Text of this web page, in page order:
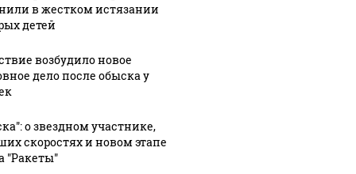
с
главный
тренер
в жестком истязании
детей
возбудило новое
дело после обыска у
о звездном участнике,
скоростях и новом этапе
"Ракеты"